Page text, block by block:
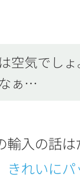
空気でし
ぁ…
輸入の話
きれいに